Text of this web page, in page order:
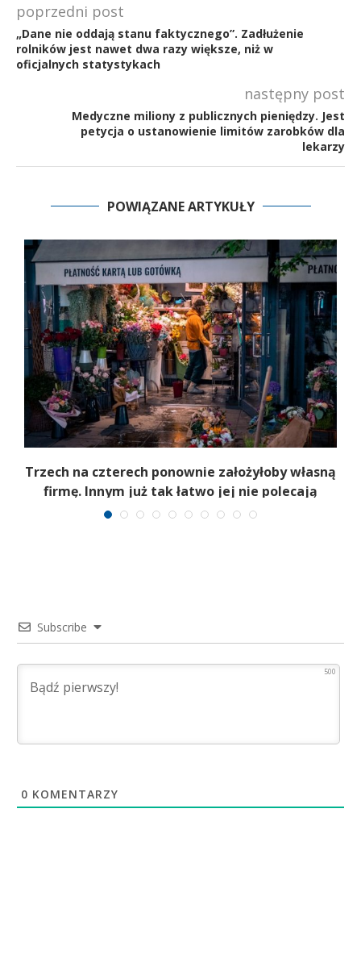
poprzedni post
„Dane nie oddają stanu faktycznego”. Zadłużenie
rolników jest nawet dwa razy większe, niż w
oficjalnych statystykach
następny post
Medyczne miliony z publicznych pieniędzy. Jest
petycja o ustanowienie limitów zarobków dla
lekarzy
POWIĄZANE ARTYKUŁY
Trzech na czterech ponownie założyłoby własną
firmę. Innym już tak łatwo jej nie polecają
Subscribe
500
0 KOMENTARZY